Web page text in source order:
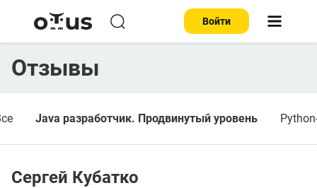
Войти
Отзывы
Java разработчик. Продвинутый уровень
Сергей Кубатко